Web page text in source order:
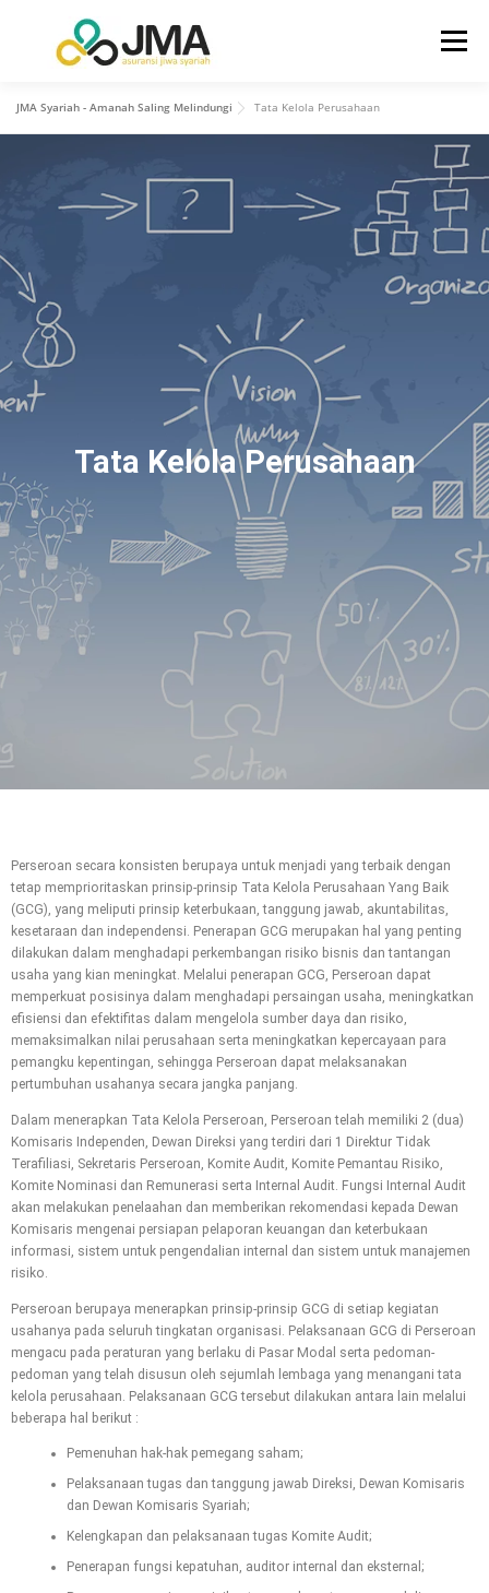
Menu
HUBUNGAN INVESTOR PRODUK LAYANAN
JMA Syariah - Amanah Saling Melindungi Tata Kelola Perusahaan
Tata Kelola Perusahaan
Perseroan secara konsisten berupaya untuk menjadi yang terbaik dengan
tetap memprioritaskan prinsip-prinsip Tata Kelola Perusahaan Yang Baik
(GCG), yang meliputi prinsip keterbukaan, tanggung jawab, akuntabilitas,
kesetaraan dan independensi. Penerapan GCG merupakan hal yang penting
dilakukan dalam menghadapi perkembangan risiko bisnis dan tantangan
usaha yang kian meningkat. Melalui penerapan GCG, Perseroan dapat
memperkuat posisinya dalam menghadapi persaingan usaha, meningkatkan
efisiensi dan efektifitas dalam mengelola sumber daya dan risiko,
memaksimalkan nilai perusahaan serta meningkatkan kepercayaan para
pemangku kepentingan, sehingga Perseroan dapat melaksanakan
pertumbuhan usahanya secara jangka panjang.
Dalam menerapkan Tata Kelola Perseroan, Perseroan telah memiliki 2 (dua)
Komisaris Independen, Dewan Direksi yang terdiri dari 1 Direktur Tidak
Terafiliasi, Sekretaris Perseroan, Komite Audit, Komite Pemantau Risiko,
Komite Nominasi dan Remunerasi serta Internal Audit. Fungsi Internal Audit
akan melakukan penelaahan dan memberikan rekomendasi kepada Dewan
Komisaris mengenai persiapan pelaporan keuangan dan keterbukaan
informasi, sistem untuk pengendalian internal dan sistem untuk manajemen
risiko.
Perseroan berupaya menerapkan prinsip-prinsip GCG di setiap kegiatan
usahanya pada seluruh tingkatan organisasi. Pelaksanaan GCG di Perseroan
mengacu pada peraturan yang berlaku di Pasar Modal serta pedoman-
pedoman yang telah disusun oleh sejumlah lembaga yang menangani tata
kelola perusahaan. Pelaksanaan GCG tersebut dilakukan antara lain melalui
beberapa hal berikut :
Pemenuhan hak-hak pemegang saham;
Pelaksanaan tugas dan tanggung jawab Direksi, Dewan Komisaris
dan Dewan Komisaris Syariah;
Kelengkapan dan pelaksanaan tugas Komite Audit;
Penerapan fungsi kepatuhan, auditor internal dan eksternal;